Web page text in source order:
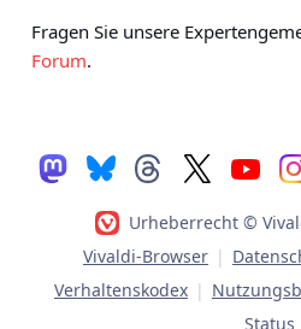
Fragen Sie unsere
Forum.
Urheberrecht ©
Vivaldi-Browser |
Verhaltenskodex |
Status